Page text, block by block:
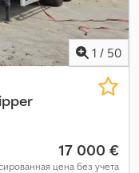
1 / 50
17 000 €
цена без учета